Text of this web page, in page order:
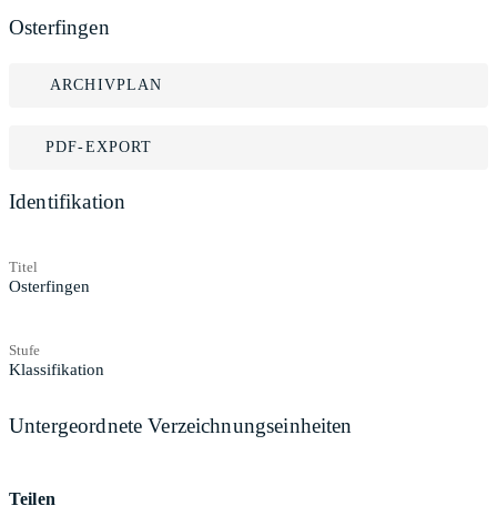
Osterfingen
ARCHIVPLAN
PDF-EXPORT
Identifikation
Titel
Osterfingen
Stufe
Klassifikation
Untergeordnete Verzeichnungseinheiten
Teilen